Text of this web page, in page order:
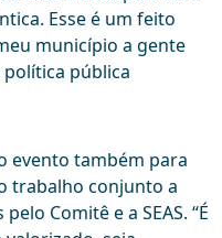
Esse é um feito
município a gente
pública
evento também para
trabalho conjunto a
Comitê e a SEAS. “É